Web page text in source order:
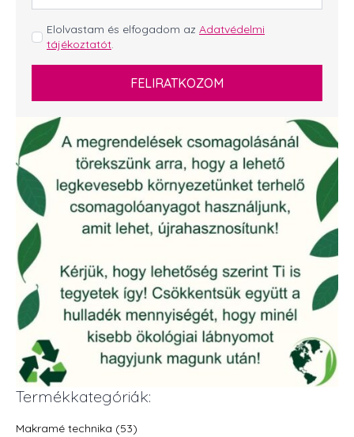
GDPR
*
Elolvastam és elfogadom az Adatvédelmi
tájékoztatót.
FELIRATKOZOM
Termékkategóriák:
Makramé technika (53)